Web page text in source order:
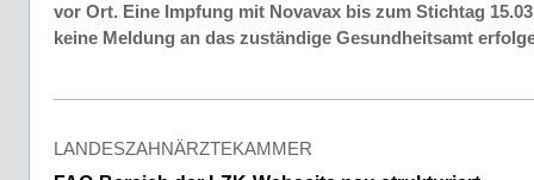
vor Ort. Eine Impfung mit Novavax bis zum Stichtag
keine Meldung an das zuständige Gesundheitsamt
LANDESZAHNÄRZTEKAMMER